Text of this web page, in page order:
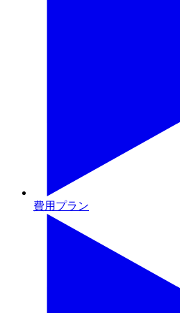
費用プラン